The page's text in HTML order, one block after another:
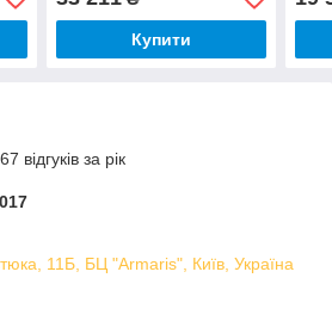
Купити
відгуків за рік
11Б, БЦ "Armaris", Київ, Україна